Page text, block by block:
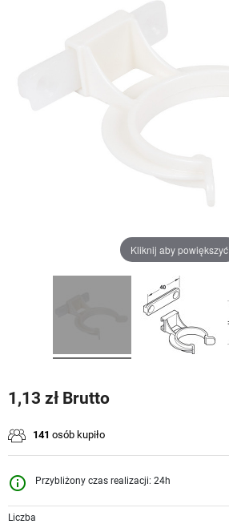
Kliknij aby powiększyć
1,13 zł Brutto
141 osób kupiło
info_outline Przybliżony czas realizacji: 24h
Liczba